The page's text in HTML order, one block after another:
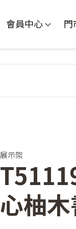
會員中心 門
展示架
心柚